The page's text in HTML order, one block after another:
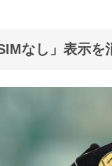
なし」表示を